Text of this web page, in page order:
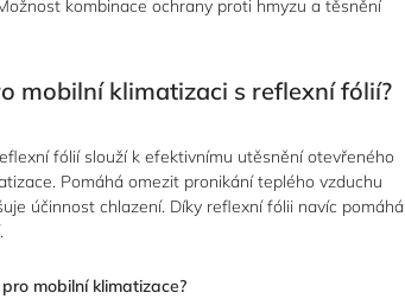
kombinace ochrany proti hmyzu a těsnění
mobilní klimatizaci s reflexní fólií?
fólií slouží k efektivnímu utěsnění otevřeného
Pomáhá omezit pronikání teplého vzduchu
účinnost chlazení. Díky reflexní fólii navíc pomáhá
mobilní klimatizace?